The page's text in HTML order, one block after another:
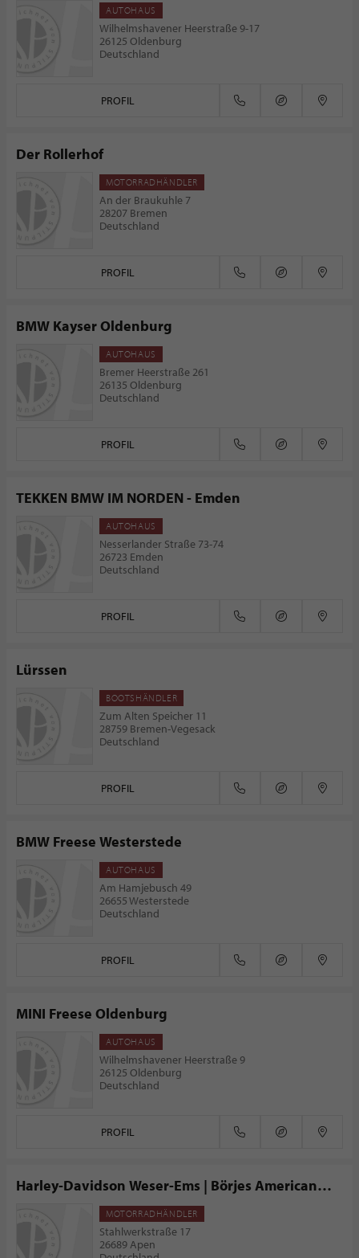
AUTOHAUS
Wilhelmshavener Heerstraße 9-17
26125 Oldenburg
Deutschland
PROFIL
Der Rollerhof
MOTORRADHÄNDLER
An der Braukuhle 7
28207 Bremen
Deutschland
PROFIL
BMW Kayser Oldenburg
AUTOHAUS
Bremer Heerstraße 261
26135 Oldenburg
Deutschland
PROFIL
TEKKEN BMW IM NORDEN - Emden
AUTOHAUS
Nesserlander Straße 73-74
26723 Emden
Deutschland
PROFIL
Lürssen
BOOTSHÄNDLER
Zum Alten Speicher 11
28759 Bremen-Vegesack
Deutschland
PROFIL
BMW Freese Westerstede
AUTOHAUS
Am Hamjebusch 49
26655 Westerstede
Deutschland
PROFIL
MINI Freese Oldenburg
AUTOHAUS
Wilhelmshavener Heerstraße 9
26125 Oldenburg
Deutschland
PROFIL
Harley-Davidson Weser-Ems | Börjes American
Bikes GmbH & Co. KGMOTORRADHÄNDLER
Stahlwerkstraße 17
26689 Apen